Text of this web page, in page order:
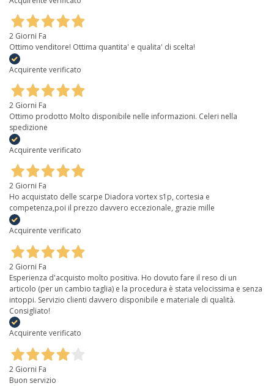
2 Giorni Fa
Ottimo venditore! Ottima quantita' e qualita' di scelta!
Acquirente verificato
2 Giorni Fa
Ottimo prodotto Molto disponibile nelle informazioni. Celeri nella
spedizione
Acquirente verificato
2 Giorni Fa
Ho acquistato delle scarpe Diadora vortex s1p, cortesia e
competenza,poi il prezzo davvero eccezionale, grazie mille
Acquirente verificato
2 Giorni Fa
Esperienza d'acquisto molto positiva. Ho dovuto fare il reso di un
articolo (per un cambio taglia) e la procedura è stata velocissima e senza
intoppi. Servizio clienti davvero disponibile e materiale di qualità.
Consigliato!
Acquirente verificato
2 Giorni Fa
Buon servizio